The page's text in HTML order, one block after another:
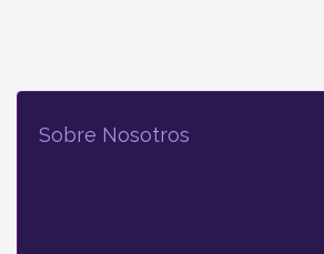
Sobre Nosotros